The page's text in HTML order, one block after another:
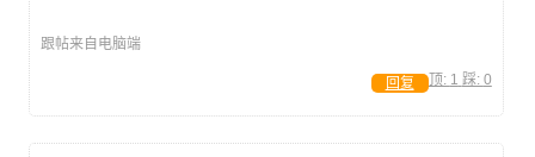
跟帖来自电脑端
顶: 1 踩: 0
回复